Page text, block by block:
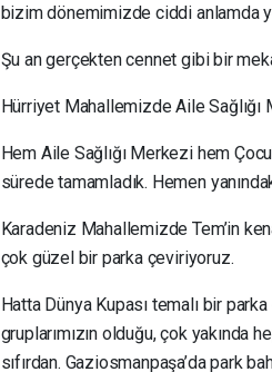
bizim dönemimizde ciddi anlamda
Şu an gerçekten cennet gibi bir
Hürriyet Mahallemizde Aile
Hem Aile Sağlığı Merkezi hem
sürede tamamladık. Hemen
Karadeniz Mahallemizde Tem’in
çok güzel bir parka çeviriyoruz.
Hatta Dünya Kupası temalı bir
gruplarımızın olduğu, çok yakında
sıfırdan. Gaziosmanpaşa’da park